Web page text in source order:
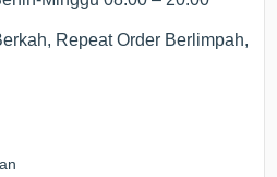
Repeat Order Berlimpah,